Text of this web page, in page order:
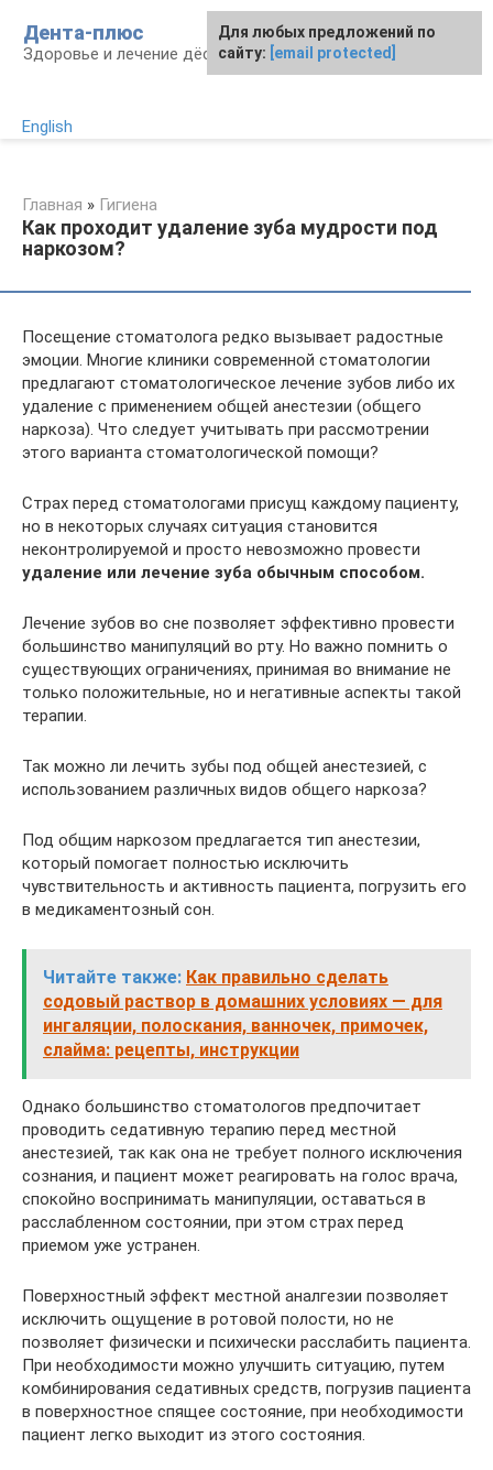
контенту
Дента-плюс
Здоровье и лечение дёсен и зубов
English
Главная » Гигиена
Как проходит удаление зуба мудрости под
наркозом?
Посещение стоматолога редко вызывает радостные
эмоции. Многие клиники современной стоматологии
предлагают стоматологическое лечение зубов либо их
удаление с применением общей анестезии (общего
наркоза). Что следует учитывать при рассмотрении
этого варианта стоматологической помощи?
Страх перед стоматологами присущ каждому пациенту,
но в некоторых случаях ситуация становится
неконтролируемой и просто невозможно провести
удаление или лечение зуба обычным способом.
Лечение зубов во сне позволяет эффективно провести
большинство манипуляций во рту. Но важно помнить о
существующих ограничениях, принимая во внимание не
только положительные, но и негативные аспекты такой
терапии.
Так можно ли лечить зубы под общей анестезией, с
использованием различных видов общего наркоза?
Под общим наркозом предлагается тип анестезии,
который помогает полностью исключить
чувствительность и активность пациента, погрузить его
в медикаментозный сон.
Читайте также: Как правильно сделать
содовый раствор в домашних условиях — для
ингаляции, полоскания, ванночек, примочек,
слайма: рецепты, инструкции
Однако большинство стоматологов предпочитает
проводить седативную терапию перед местной
анестезией, так как она не требует полного исключения
сознания, и пациент может реагировать на голос врача,
спокойно воспринимать манипуляции, оставаться в
расслабленном состоянии, при этом страх перед
приемом уже устранен.
Поверхностный эффект местной аналгезии позволяет
исключить ощущение в ротовой полости, но не
позволяет физически и психически расслабить пациента.
При необходимости можно улучшить ситуацию, путем
комбинирования седативных средств, погрузив пациента
в поверхностное спящее состояние, при необходимости
пациент легко выходит из этого состояния.
Для любых предложений по
сайту: [email protected]